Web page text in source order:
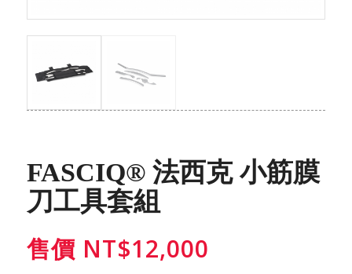
FASCIQ® 法西克 小筋膜
刀工具套組
售價 NT$12,000